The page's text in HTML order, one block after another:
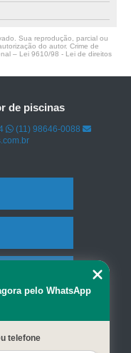
Sua reprodução, parcial ou
do autor. Crime de
– Lei 9610/98 - Lei de direitos
de piscinas
(11) 98646-0088
pelo WhatsApp
telefone